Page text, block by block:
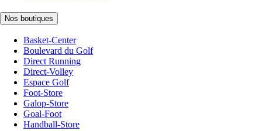
Nos boutiques
Basket-Center
Boulevard du Golf
Direct Running
Direct-Volley
Espace Golf
Foot-Store
Galop-Store
Goal-Foot
Handball-Store